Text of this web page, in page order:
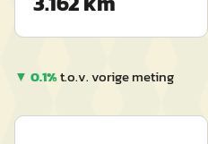
▼ 0.1%t.o.v. vorige meting